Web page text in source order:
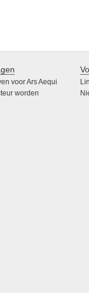
voor Ars Aequi
worden